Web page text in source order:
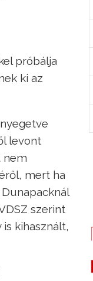
próbálja
ki az
levont
nem
mert ha
szerint
kihasznált,